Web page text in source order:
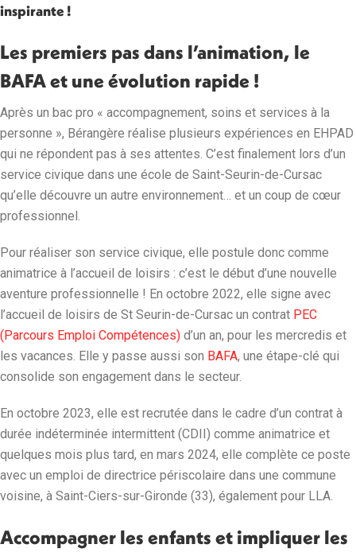
inspirante !
Les premiers pas dans l’animation, le
BAFA et une évolution rapide !
Après un bac pro « accompagnement, soins et services à la
personne », Bérangère réalise plusieurs expériences en EHPAD
qui ne répondent pas à ses attentes. C’est finalement lors d’un
service civique dans une école de Saint-Seurin-de-Cursac
qu’elle découvre un autre environnement… et un coup de cœur
professionnel.
Pour réaliser son service civique, elle postule donc comme
animatrice à l’accueil de loisirs : c’est le début d’une nouvelle
aventure professionnelle ! En octobre 2022, elle signe avec
l’accueil de loisirs de St Seurin-de-Cursac un contrat PEC
(Parcours Emploi Compétences) d’un an, pour les mercredis et
les vacances. Elle y passe aussi son BAFA, une étape-clé qui
consolide son engagement dans le secteur.
En octobre 2023, elle est recrutée dans le cadre d’un contrat à
durée indéterminée intermittent (CDII) comme animatrice et
quelques mois plus tard, en mars 2024, elle complète ce poste
avec un emploi de directrice périscolaire dans une commune
voisine, à Saint-Ciers-sur-Gironde (33), également pour LLA.
Accompagner les enfants et impliquer les